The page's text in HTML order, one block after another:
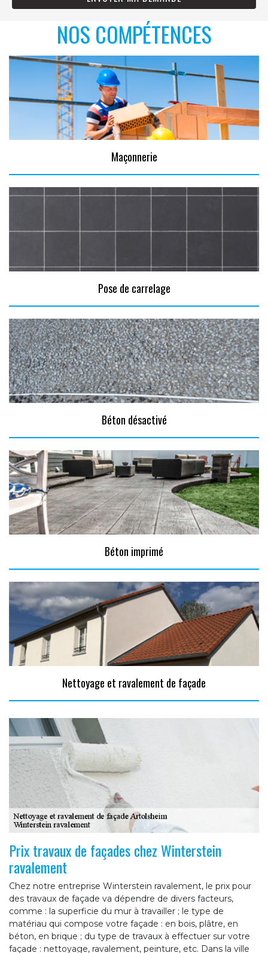
NOS COMPÉTENCES
Maçonnerie
Pose de carrelage
Béton désactivé
Béton imprimé
Nettoyage et ravalement de façade
Prix travaux de façades chez Winterstein
ravalement
Chez notre entreprise Winterstein ravalement, le prix pour
des travaux de façade va dépendre de divers facteurs,
comme : la superficie du mur à travailler ; le type de
matériau qui compose votre façade : en bois, plâtre, en
béton, en brique ; du type de travaux à effectuer sur votre
façade : nettoyage, ravalement, peinture, etc. Dans la ville